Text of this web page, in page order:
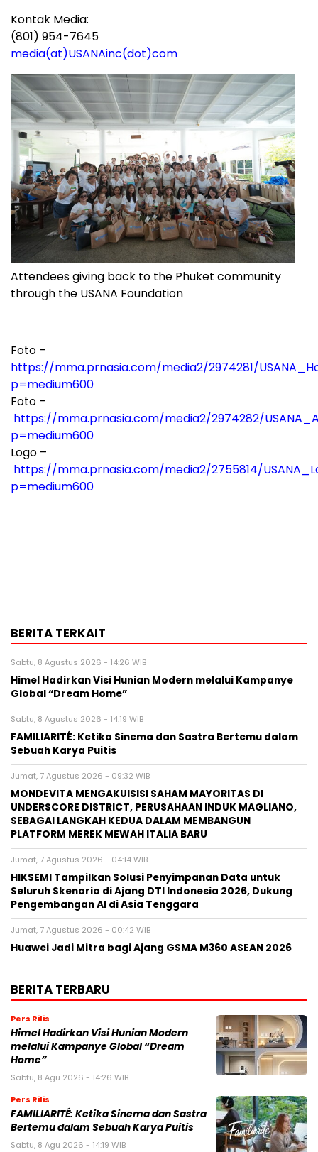
Kontak Media:
(801) 954-7645
media(at)USANAinc(dot)com
Attendees giving back to the Phuket community
through the USANA Foundation
Foto –
https://mma.prnasia.com/media2/2974281/
p=medium600
Foto –
https://mma.prnasia.com/media2/2974282/
p=medium600
Logo –
https://mma.prnasia.com/media2/2755814/
p=medium600
BERITA TERKAIT
Sabtu, 8 Agustus 2026 - 14:26 WIB
Himel Hadirkan Visi Hunian Modern melalui Kampanye
Global “Dream Home”
Sabtu, 8 Agustus 2026 - 14:19 WIB
FAMILIARITÉ: Ketika Sinema dan Sastra Bertemu dalam
Sebuah Karya Puitis
Jumat, 7 Agustus 2026 - 09:32 WIB
MONDEVITA MENGAKUISISI SAHAM MAYORITAS DI
UNDERSCORE DISTRICT, PERUSAHAAN INDUK MAGLIANO,
SEBAGAI LANGKAH KEDUA DALAM MEMBANGUN
PLATFORM MEREK MEWAH ITALIA BARU
Jumat, 7 Agustus 2026 - 04:14 WIB
HIKSEMI Tampilkan Solusi Penyimpanan Data untuk
Seluruh Skenario di Ajang DTI Indonesia 2026, Dukung
Pengembangan AI di Asia Tenggara
Jumat, 7 Agustus 2026 - 00:42 WIB
Huawei Jadi Mitra bagi Ajang GSMA M360 ASEAN 2026
BERITA TERBARU
Pers Rilis
Himel Hadirkan Visi Hunian Modern
melalui Kampanye Global “Dream
Home”
Sabtu, 8 Agu 2026 - 14:26 WIB
Pers Rilis
FAMILIARITÉ: Ketika Sinema dan Sastra
Bertemu dalam Sebuah Karya Puitis
Sabtu, 8 Agu 2026 - 14:19 WIB